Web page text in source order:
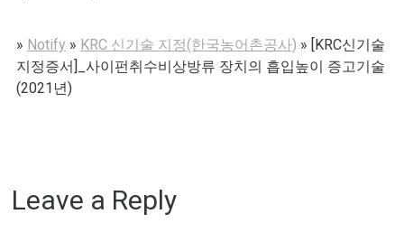
» Notify » KRC 신기술 지정(한국농어촌공사) » [KRC신기술
지정증서]_사이펀취수비상방류 장치의 흡입높이 증고기술
(2021년)
Leave a Reply